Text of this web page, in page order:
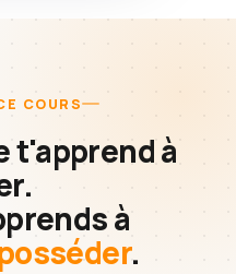
COURS
t'apprend à
à
.